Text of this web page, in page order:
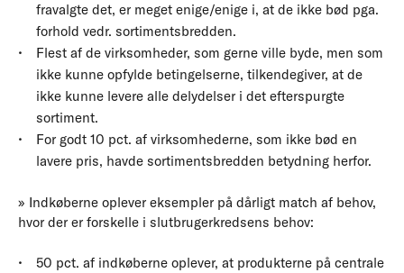
fravalgte det, er meget enige/enige i, at de ikke bød pga.
forhold vedr. sortimentsbredden.
Flest af de virksomheder, som gerne ville byde, men som
ikke kunne opfylde betingelserne, tilkendegiver, at de
ikke kunne levere alle delydelser i det efterspurgte
sortiment.
For godt 10 pct. af virksomhederne, som ikke bød en
lavere pris, havde sortimentsbredden betydning herfor.
» Indkøberne oplever eksempler på dårligt match af behov,
hvor der er forskelle i slutbrugerkredsens behov:
50 pct. af indkøberne oplever, at produkterne på centrale